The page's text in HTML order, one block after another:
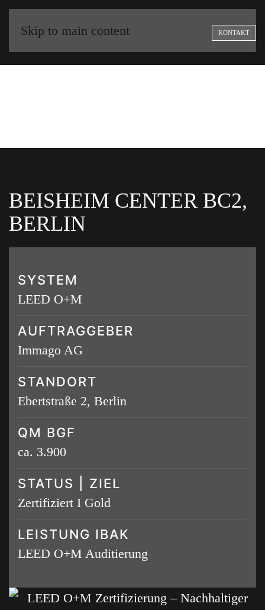
Skip to main content KONTAKT
BEISHEIM CENTER BC2,
BERLIN
SYSTEM
LEED O+M
AUFTRAGGEBER
Immago AG
STANDORT
Ebertstraße 2, Berlin
QM BGF
ca. 3.900
STATUS | ZIEL
Zertifiziert I Gold
LEISTUNG IBAK
LEED O+M Auditierung